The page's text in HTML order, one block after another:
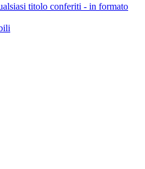
titolo conferiti - in formato